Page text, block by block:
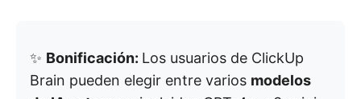
✨ Bonificación: Los usuarios de ClickUp
Brain pueden elegir entre varios modelos